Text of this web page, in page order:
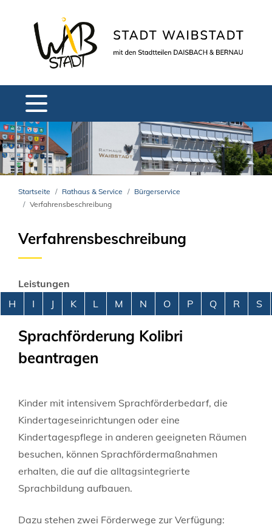
Startseite Rathaus & Service
Bürgerservice
Verfahrensbeschreibung
Verfahrensbeschreibung
Leistungen
Alphabetisches Register überspringen
H I J K L M N O P Q R S
Sprachförderung Kolibri
beantragen
Kinder mit intensivem Sprachförderbedarf, die
Kindertageseinrichtungen oder eine
Kindertagespflege in anderen geeigneten Räumen
besuchen, können Sprachfördermaßnahmen
erhalten, die auf die alltagsintegrierte
Sprachbildung aufbauen.
Dazu stehen zwei Förderwege zur Verfügung: